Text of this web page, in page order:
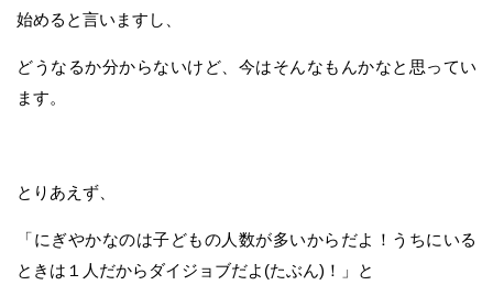
始めると言いますし、
どうなるか分からないけど、今はそんなもんかなと思ってい
ます。
とりあえず、
「にぎやかなのは子どもの人数が多いからだよ！うちにいる
ときは１人だからダイジョブだよ(たぶん)！」と